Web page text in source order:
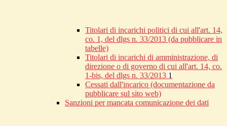
Titolari di incarichi politici di cui all'art. 14,
co. 1, del dlgs n. 33/2013 (da pubblicare in
tabelle)
Titolari di incarichi di amministrazione, di
direzione o di governo di cui all'art. 14, co.
1-bis, del dlgs n. 33/2013 1
Cessati dall'incarico (documentazione da
pubblicare sul sito web)
Sanzioni per mancata comunicazione dei dati